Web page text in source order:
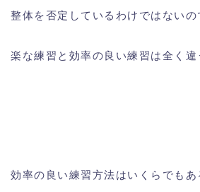
整体を否定しているわけではないの
楽な練習と効率の良い練習は全く違
効率の良い練習方法はいくらでもあ